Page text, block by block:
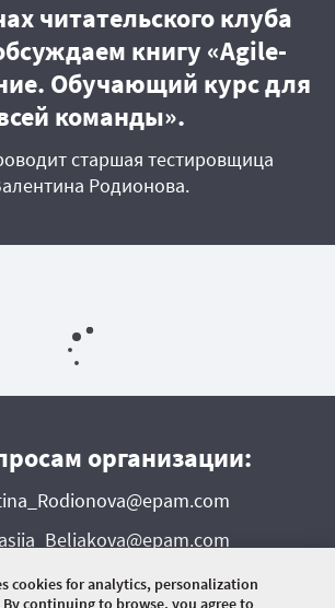
читательского клуба
книгу «Agile-
Обучающий курс для
команды».
старшая тестировщица
Родионова.
организации:
cookies for analytics, personalization
continuing to browse, you agree to